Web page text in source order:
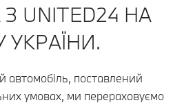
UNITED24 НА
УКРАЇНИ.
автомобіль, поставлений
умовах, ми перераховуємо